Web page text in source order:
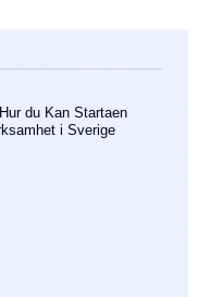
du Kan Startaen
i Sverige